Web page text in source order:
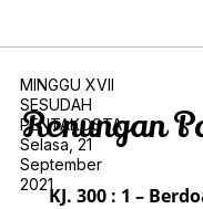
MINGGU XVII
SESUDAH
PENTAKOSTA
Selasa, 21
September
2021
Renungan
KJ. 300 : 1 –